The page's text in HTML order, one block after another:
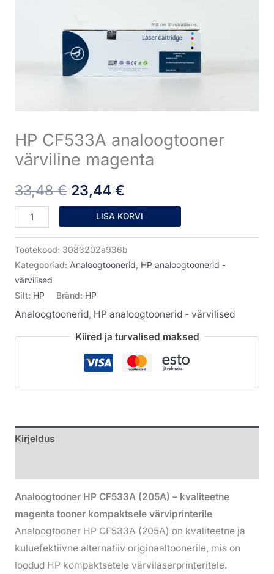
HP CF533A analoogtooner
värviline magenta
33,48€
33,48 €.
23,44 €
23,44 €.
LISA KORVI
Tootekood: 3083202a936b
Kategooriad: Analoogtoonerid HP analoogtoonerid -
värvilised
Silt: HP Bränd: HP
Analoogtoonerid, HP analoogtoonerid - värvilised
Kiired ja turvalised maksed
Kirjeldus
Analoogtooner HP CF533A (205A) – kvaliteetne
magenta tooner kompaktsele värviprinterile
Analoogtooner HP CF533A (205A) on kvaliteetne ja
kuluefektiivne alternatiiv originaaltoonerile, mis on
loodud HP kompaktsetele värvilaserprinteritele.